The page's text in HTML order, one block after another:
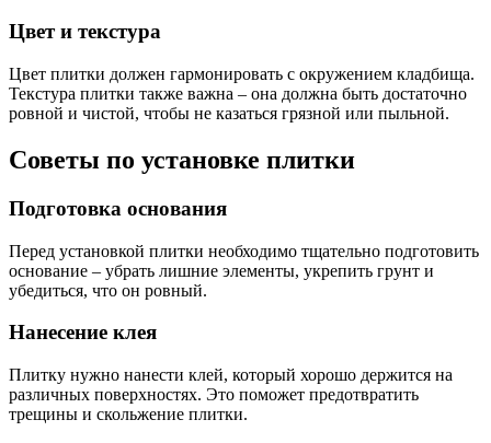
Цвет и текстура
Цвет плитки должен гармонировать с окружением кладбища.
Текстура плитки также важна – она должна быть достаточно
ровной и чистой, чтобы не казаться грязной или пыльной.
Советы по установке плитки
Подготовка основания
Перед установкой плитки необходимо тщательно подготовить
основание – убрать лишние элементы, укрепить грунт и
убедиться, что он ровный.
Нанесение клея
Плитку нужно нанести клей, который хорошо держится на
различных поверхностях. Это поможет предотвратить
трещины и скольжение плитки.